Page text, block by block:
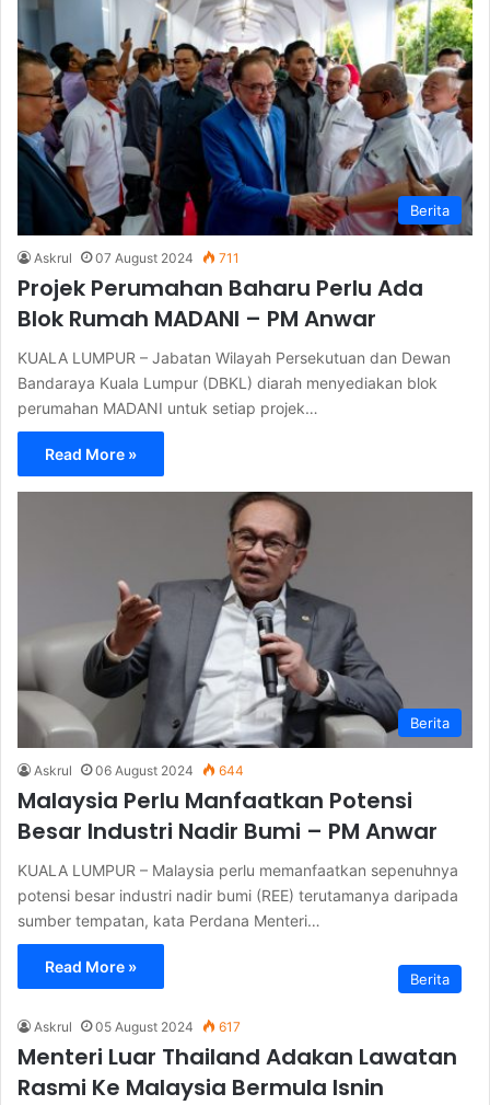
Berita
Askrul 07 August 2024 711
Projek Perumahan Baharu Perlu Ada
Blok Rumah MADANI – PM Anwar
KUALA LUMPUR – Jabatan Wilayah Persekutuan dan Dewan
Bandaraya Kuala Lumpur (DBKL) diarah menyediakan blok
perumahan MADANI untuk setiap projek…
Read More »
Berita
Askrul 06 August 2024 644
Malaysia Perlu Manfaatkan Potensi
Besar Industri Nadir Bumi – PM Anwar
KUALA LUMPUR – Malaysia perlu memanfaatkan sepenuhnya
potensi besar industri nadir bumi (REE) terutamanya daripada
sumber tempatan, kata Perdana Menteri…
Read More »
Berita
Askrul 05 August 2024 617
Menteri Luar Thailand Adakan Lawatan
Rasmi Ke Malaysia Bermula Isnin